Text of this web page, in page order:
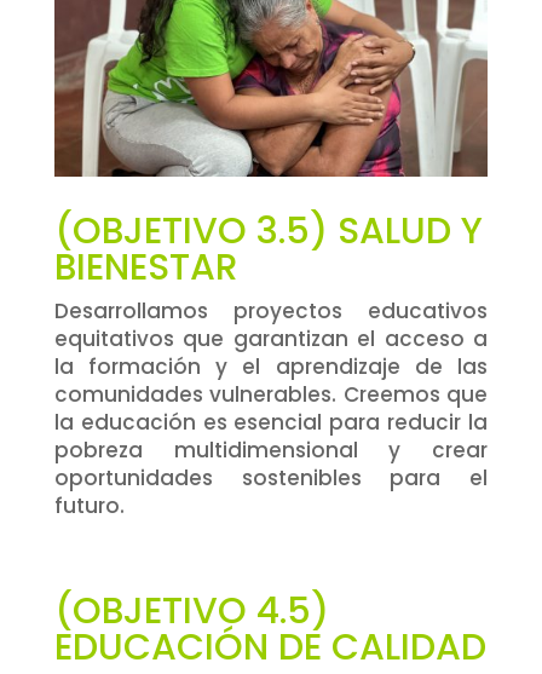
(OBJETIVO 3.5) SALUD Y
BIENESTAR
Desarrollamos proyectos educativos
equitativos que garantizan el acceso a
la formación y el aprendizaje de las
comunidades vulnerables. Creemos que
la educación es esencial para reducir la
pobreza multidimensional y crear
oportunidades sostenibles para el
futuro.
(OBJETIVO 4.5)
EDUCACIÓN DE CALIDAD